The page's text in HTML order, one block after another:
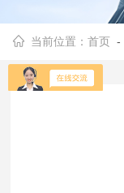
当前位置：首页 -